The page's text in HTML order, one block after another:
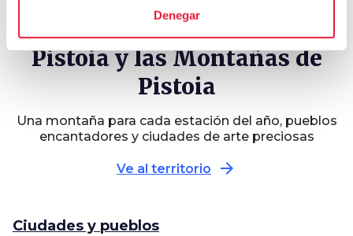
Denegar
Pistoia y las Montañas de
Pistoia
Una montaña para cada estación del año, pueblos
encantadores y ciudades de arte preciosas
Ve al territorio arrow_forward
Ciudades y pueblos